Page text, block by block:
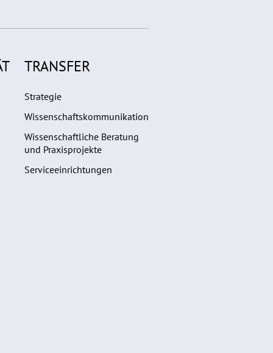
TRANSFER
Strategie
Wissenschaftskommunikation
Wissenschaftliche Beratung
und Praxisprojekte
Serviceeinrichtungen